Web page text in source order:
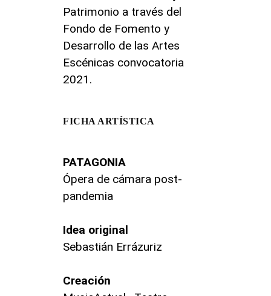
Patrimonio a través del
Fondo de Fomento y
Desarrollo de las Artes
Escénicas convocatoria
2021.
FICHA ARTÍSTICA
PATAGONIA
Ópera de cámara post-
pandemia
Idea original
Sebastián Errázuriz
Creación